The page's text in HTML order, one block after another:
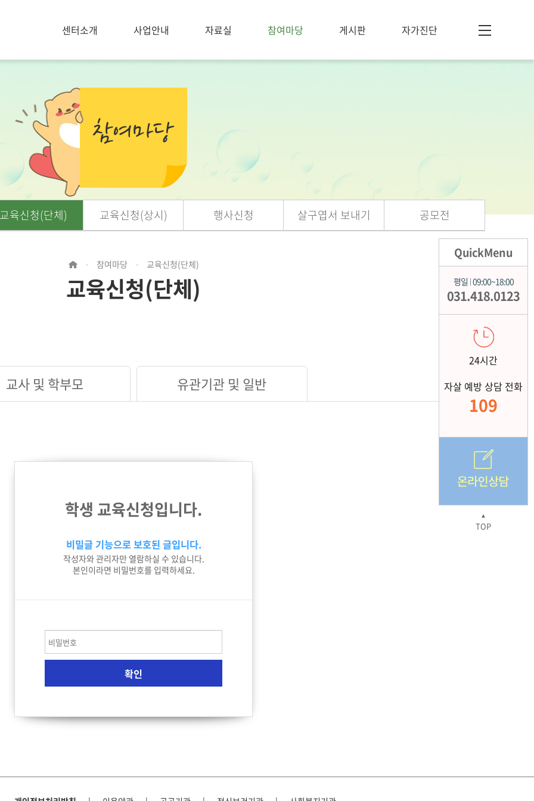
센터소개 사업안내 자료실 참여마당 게시판 자가진단
육신청(단체) 교육신청(상시) 행사신청 살구엽서 보내기 공모전
> 참여마당 > 교육신청(단체)
교육신청(단체)
교사 및 학부모 유관기관 및 일반
학생 교육신청입니다.
비밀글 기능으로 보호된 글입니다.
작성자와 관리자만 열람하실 수 있습니다.
본인이라면 비밀번호를 입력하세요.
QuickMenu
평일 | 09:00~18:00
031.418.0123
24시간
자살 예방 상담 전화
109
▲
TOP